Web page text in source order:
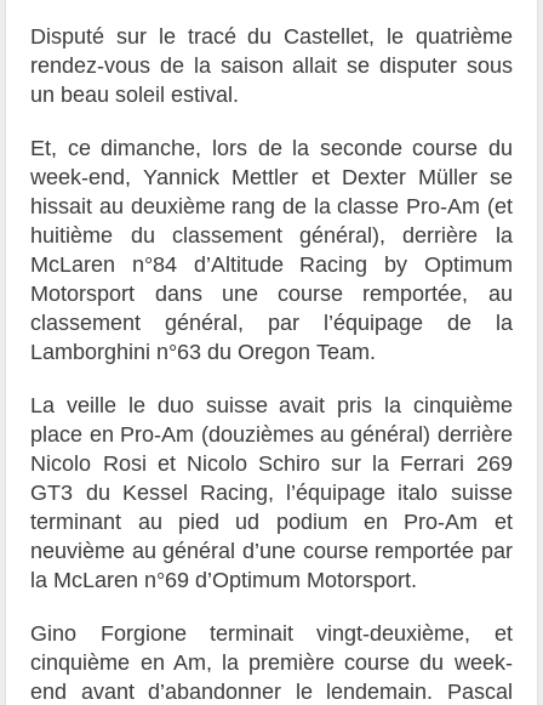
Disputé sur le tracé du Castellet, le quatrième
rendez-vous de la saison allait se disputer sous
un beau soleil estival.
Et, ce dimanche, lors de la seconde course du
week-end, Yannick Mettler et Dexter Müller se
hissait au deuxième rang de la classe Pro-Am (et
huitième du classement général), derrière la
McLaren n°84 d’Altitude Racing by Optimum
Motorsport dans une course remportée, au
classement général, par l’équipage de la
Lamborghini n°63 du Oregon Team.
La veille le duo suisse avait pris la cinquième
place en Pro-Am (douzièmes au général) derrière
Nicolo Rosi et Nicolo Schiro sur la Ferrari 269
GT3 du Kessel Racing, l’équipage italo suisse
terminant au pied ud podium en Pro-Am et
neuvième au général d’une course remportée par
la McLaren n°69 d’Optimum Motorsport.
Gino Forgione terminait vingt-deuxième, et
cinquième en Am, la première course du week-
end avant d’abandonner le lendemain. Pascal